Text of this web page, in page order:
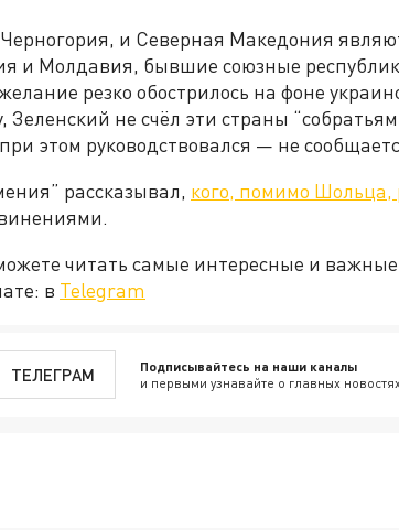
и Северная Македония
и Молдавия, бывшие союзные
резко обострилось на фоне
Зеленский не счёл эти страны
этом руководствовался — не
рассказывал, кого, помимо Шольца,
читать самые интересные и
в Telegram
ТЕЛЕГРАМ Подписывайтесь на наши каналы
и первыми узнавайте о главных